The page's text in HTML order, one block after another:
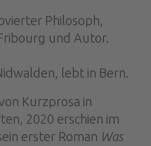
Philosoph,
und Autor.
lebt in Bern.
Kurzprosa in
2020 erschien im
erster Roman Was